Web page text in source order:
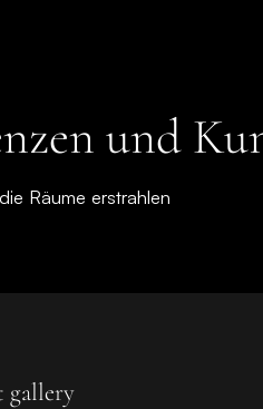
und
Räume erstrahlen
gallery